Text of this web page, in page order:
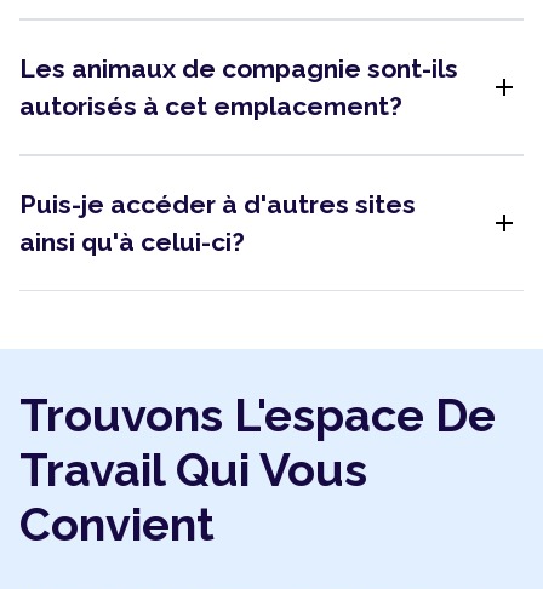
Les animaux de compagnie sont-ils
autorisés à cet emplacement?
add
Puis-je accéder à d'autres sites
ainsi qu'à celui-ci?
add
Trouvons L'espace De
Travail Qui Vous
Convient